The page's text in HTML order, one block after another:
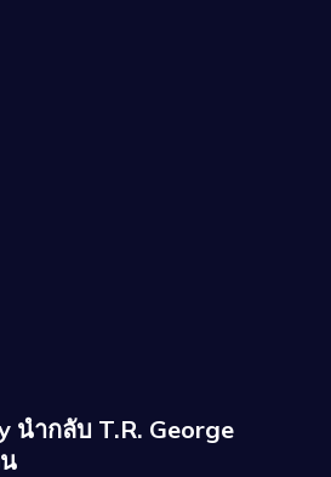
นำกลับ T.R. George